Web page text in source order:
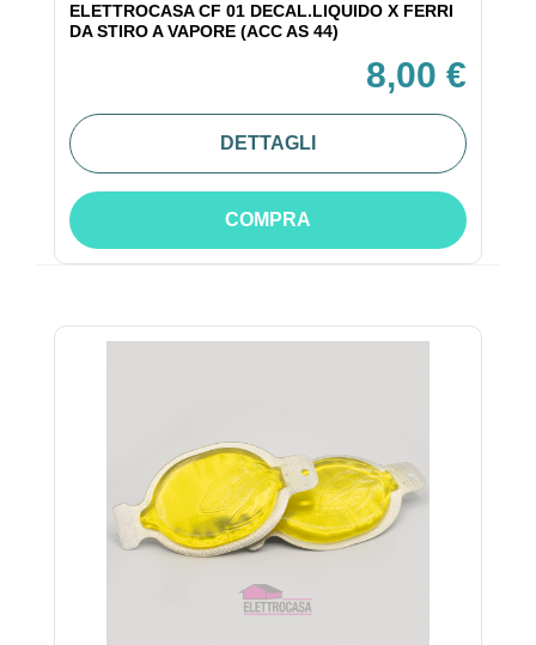
ELETTROCASA CF 01 DECAL.LIQUIDO X FERRI
DA STIRO A VAPORE (ACC AS 44)
8,00 €
DETTAGLI
COMPRA